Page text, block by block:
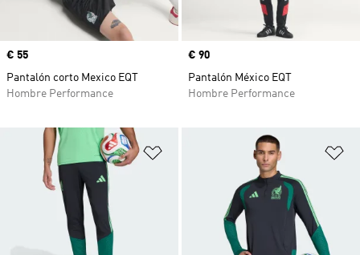
Precio
€ 55
Pantalón corto Mexico EQT
Hombre Performance
Precio
€ 90
Pantalón México EQT
Hombre Performance
Añadir a la lista de deseos